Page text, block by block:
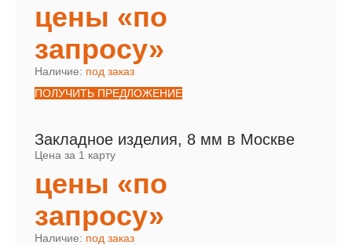
цены «по
запросу»
Наличие: под заказ
ПОЛУЧИТЬ ПРЕДЛОЖЕНИЕ
Закладное изделия, 8 мм в Москве
Цена за 1 карту
цены «по
запросу»
Наличие: под заказ